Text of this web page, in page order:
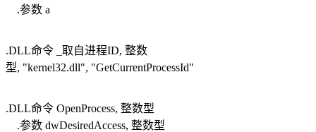
.参数 a
.DLL命令 _取自进程ID, 整数
型, "kernel32.dll", "GetCurrentProcessId"
.DLL命令 OpenProcess, 整数型
.参数 dwDesiredAccess, 整数型